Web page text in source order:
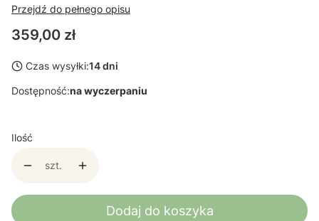
Przejdź do pełnego opisu
Cena
359,00 zł
Czas wysyłki:14 dni
Dostępność:na wyczerpaniu
Ilość
szt.
Dodaj do koszyka